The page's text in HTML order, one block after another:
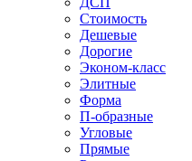
Стоимость
Дешевые
Дорогие
Эконом-класс
Элитные
Форма
П-образные
Угловые
Прямые